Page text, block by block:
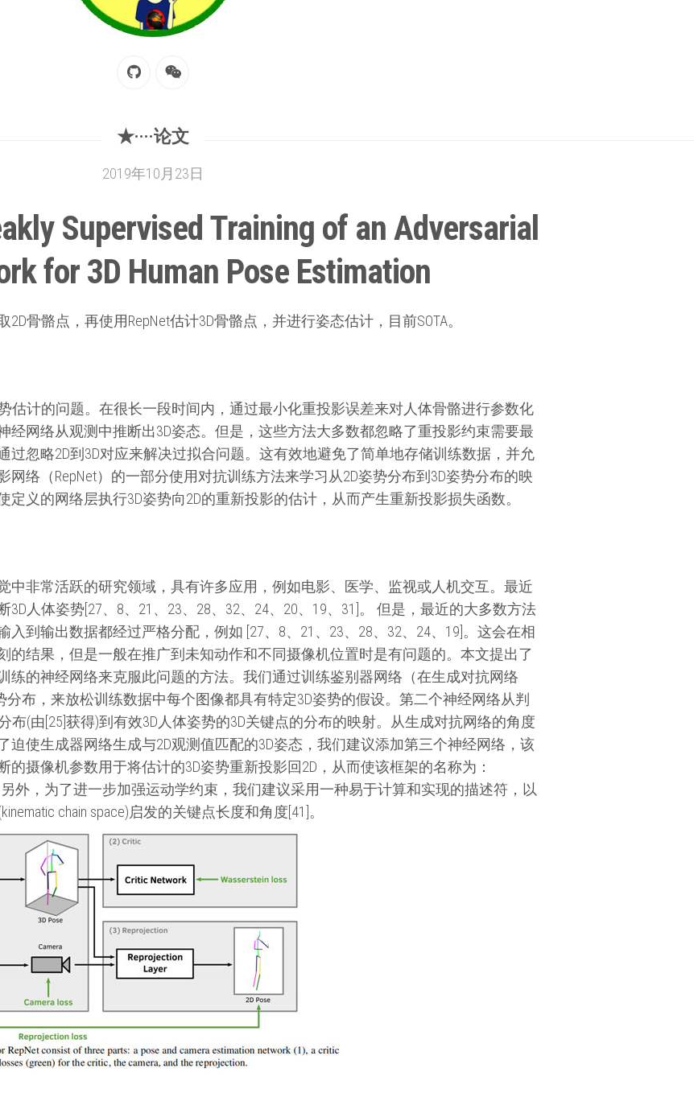
★····论文
2019年10月23日
Supervised Training of an Adversarial
for 3D Human Pose Estimation
2D骨骼点，再使用RepNet估计3D骨骼点，并进行姿态估计，目前SOTA。
估计的问题。在很长一段时间内，通过最小化重投影误差来对人体骨骼进行参数化
经网络从观测中推断出3D姿态。但是，这些方法大多数都忽略了重投影约束需要最
过忽略2D到3D对应来解决过拟合问题。这有效地避免了简单地存储训练数据，并允
络（RepNet）的一部分使用对抗训练方法来学习从2D姿势分布到3D姿势分布的映
义的网络层执行3D姿势向2D的重新投影的估计，从而产生重新投影损失函数。
中非常活跃的研究领域，具有许多应用，例如电影、医学、监视或人机交互。最近
人体姿势[27、8、21、23、28、32、24、20、19、31]。 但是，最近的大多数方法
到输出数据都经过严格分配，例如 [27、8、21、23、28、32、24、19]。这会在相
的结果，但是一般在推广到未知动作和不同摄像机位置时是有问题的。本文提出了
练的神经网络来克服此问题的方法。我们通过训练鉴别器网络（在生成对抗网络
分布，来放松训练数据中每个图像都具有特定3D姿势的假设。第二个神经网络从判
布(由[25]获得)到有效3D人体姿势的3D关键点的分布的映射。从生成对抗网络的角度
迫使生成器网络生成与2D观测值匹配的3D姿态，我们建议添加第三个神经网络，该
摄像机参数用于将估计的3D姿势重新投影回2D，从而使该框架的名称为：
另外，为了进一步加强运动学约束，我们建议采用一种易于计算和实现的描述符，以
chain space)启发的关键点长度和角度[41]。